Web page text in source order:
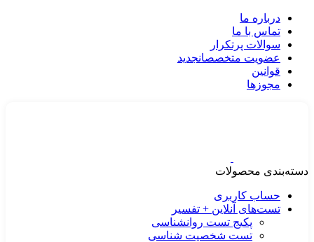
درباره ما
تماس با ما
سوالات پرتکرار
عضویت متخصصانجدید
قوانین
مجوزها
دسته‌بندی محصولات
حساب کاربری
تست‌های آنلاین + تفسیر
پکیج تست روانشناسی
تست شخصیت شناسی